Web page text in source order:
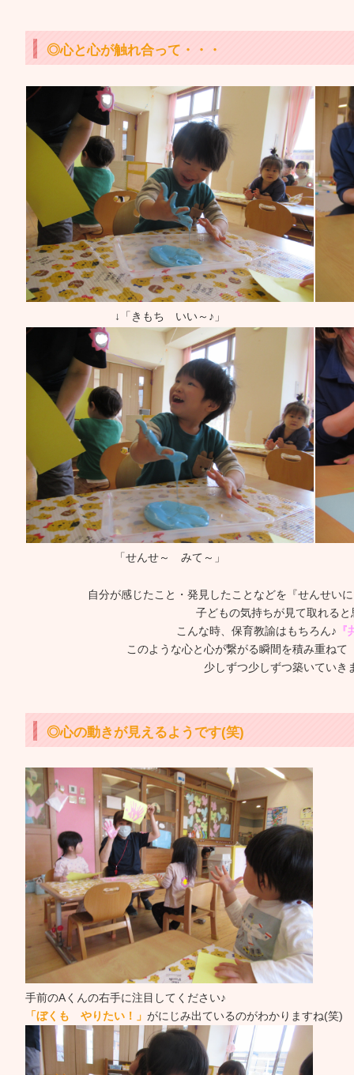
◎心と心が触れ合って・・・
↓「きもち いい～♪」
「せんせ～ みて～」
自分が感じたこと・発見したことなどを『せんせい
子どもの気持ちが見て取れると
こんな時、保育教諭はもちろん♪
このような心と心が繋がる瞬間を積み重ねて
少しずつ少しずつ築いてい
◎心の動きが見えるようです(笑)
手前のAくんの右手に注目してください♪
「ぼくも やりたい！」 がにじみ出ているのがわかりますね(笑)